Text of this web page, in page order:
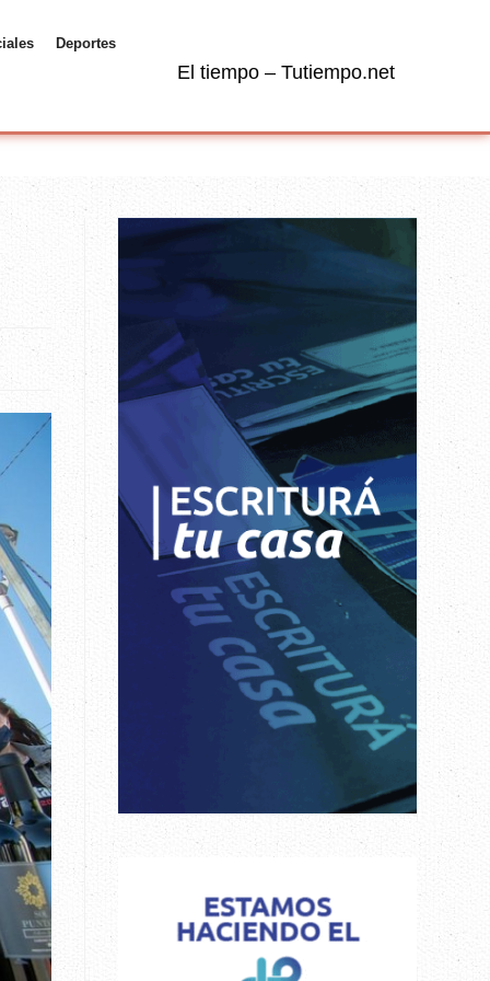
Deportes
El tiempo – Tutiempo.net